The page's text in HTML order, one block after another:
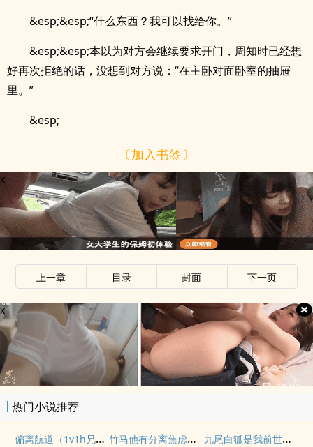
&esp;&esp;“什么东西？我可以找给你。”
&esp;&esp;本以为对方会继续要求开门，周知时已经想
好再次拒绝的话，没想到对方说：“在主卧对面卧室的抽屉
里。”
&esp;
〔加入书签〕
x
上一章 目录 封面 下一页
x
热门小说推荐
偏离航道（1v1h兄妹骨科bg） 竹马他有分离焦虑（1v1）
九尾白狐是我前世妻（futa 百合）